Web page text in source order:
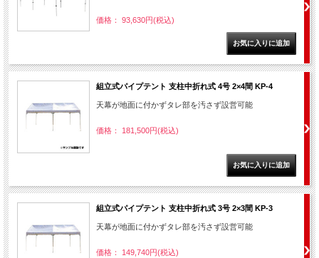
価格： 93,630円(税込)
組立式パイプテント 支柱中折れ式 4号 2×4間 KP-4
天幕が地面に付かずタレ部を汚さず設営可能
価格： 181,500円(税込)
組立式パイプテント 支柱中折れ式 3号 2×3間 KP-3
天幕が地面に付かずタレ部を汚さず設営可能
価格： 149,740円(税込)